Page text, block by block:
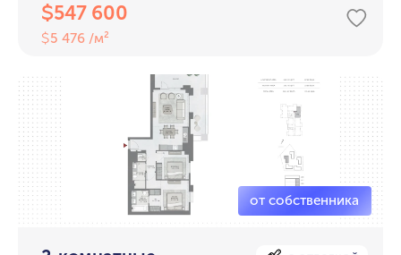
$547 600
$5 476 /м²